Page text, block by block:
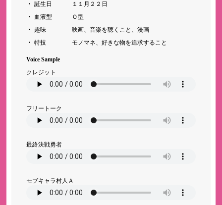
誕生日
１１月２２日
血液型
Ｏ型
趣味
映画、音楽を聴くこと、漫画
特技
モノマネ、好きな物を追求すること
Voice Sample
クレジット
フリートーク
最終決戦勇者
モブキャラ村人Ａ